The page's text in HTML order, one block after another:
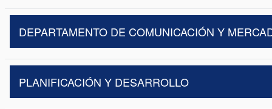
DEPARTAMENTO DE COMUNICACIÓN Y
PLANIFICACIÓN Y DESARROLLO